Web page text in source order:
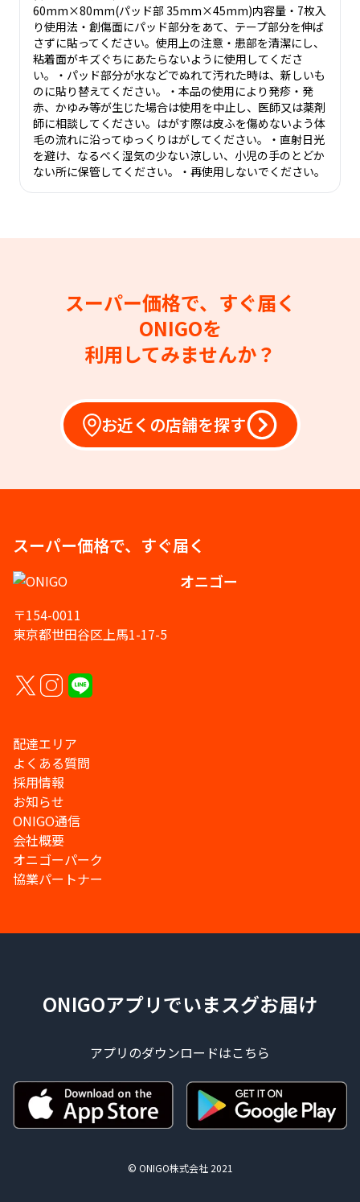
60mm×80mm(パッド部 35mm×45mm)内容量・7枚入
り使用法・創傷面にパッド部分をあて、テープ部分を伸ば
さずに貼ってください。使用上の注意・患部を清潔にし、
粘着面がキズぐちにあたらないように使用してくださ
い。・パッド部分が水などでぬれて汚れた時は、新しいも
のに貼り替えてください。・本品の使用により発疹・発
赤、かゆみ等が生じた場合は使用を中止し、医師又は薬剤
師に相談してください。はがす際は皮ふを傷めないよう体
毛の流れに沿ってゆっくりはがしてください。・直射日光
を避け、なるべく湿気の少ない涼しい、小児の手のとどか
ない所に保管してください。・再使用しないでください。
スーパー価格で、すぐ届く
ONIGOを
利用してみませんか？
お近くの店舗を探す
スーパー価格で、すぐ届く
オニゴー
〒154-0011
東京都世田谷区上馬1-17-5
配達エリア
よくある質問
採用情報
お知らせ
ONIGO通信
会社概要
オニゴーパーク
協業パートナー
ONIGOアプリでいまスグお届け
アプリのダウンロードはこちら
© ONIGO株式会社 2021